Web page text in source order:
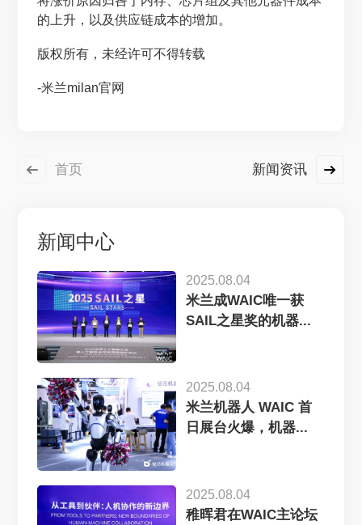
的上升，以及供应链成本的增加。
版权所有，未经许可不得转载
-米兰milan官网
首页 新闻资讯
新闻中心
2025.08.04
米兰成WAIC唯一获
SAIL之星奖的机器...
2025.08.04
米兰机器人 WAIC 首
日展台火爆，机器...
2025.08.04
稚晖君在WAIC主论坛